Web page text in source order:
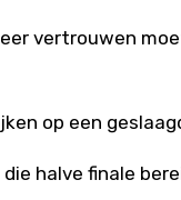
vertrouwen
op een
halve finale